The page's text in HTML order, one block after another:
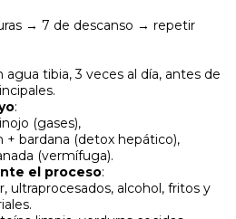
→ 7 de descanso → repetir
agua tibia, 3 veces al día, antes de
:
(gases),
+ bardana (detox hepático),
(vermífuga).
el proceso:
ultraprocesados, alcohol, fritos y